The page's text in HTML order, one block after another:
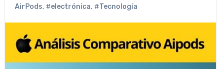
AirPods, #electrónica, #Tecnología